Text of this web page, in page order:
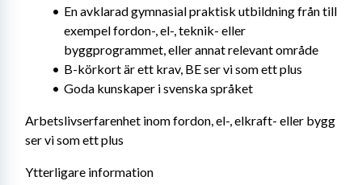
En avklarad gymnasial praktisk utbildning från till
exempel fordon-, el-, teknik- eller
byggprogrammet, eller annat relevant område
B-körkort är ett krav, BE ser vi som ett plus
Goda kunskaper i svenska språket
Arbetslivserfarenhet inom fordon, el-, elkraft- eller bygg
ser vi som ett plus
Ytterligare information